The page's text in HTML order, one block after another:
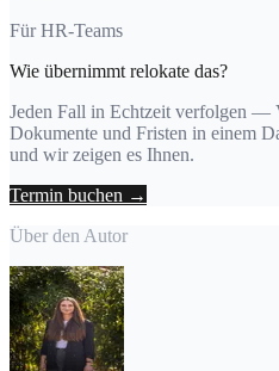
Für HR-Teams
Wie übernimmt relokate das?
Jeden Fall in Echtzeit verfolgen —
Dokumente und Fristen in einem
und wir zeigen es Ihnen.
Termin buchen →
Über den Autor